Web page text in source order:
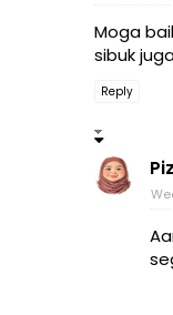
Moga
sibuk
Reply